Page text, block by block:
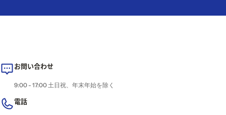
お問い合わせ
9:00 - 17:00 土日祝、年末年始を除く
電話